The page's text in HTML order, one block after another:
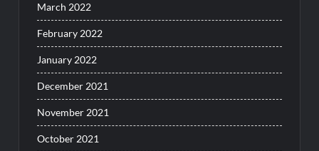
March 2022
February 2022
January 2022
December 2021
November 2021
October 2021